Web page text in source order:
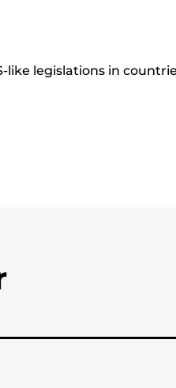
like legislations in